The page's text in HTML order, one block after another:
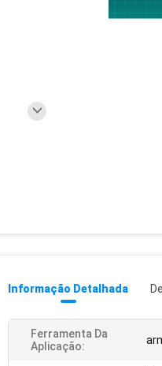
Informação Detalhada
Ferramenta Da
Aplicação: